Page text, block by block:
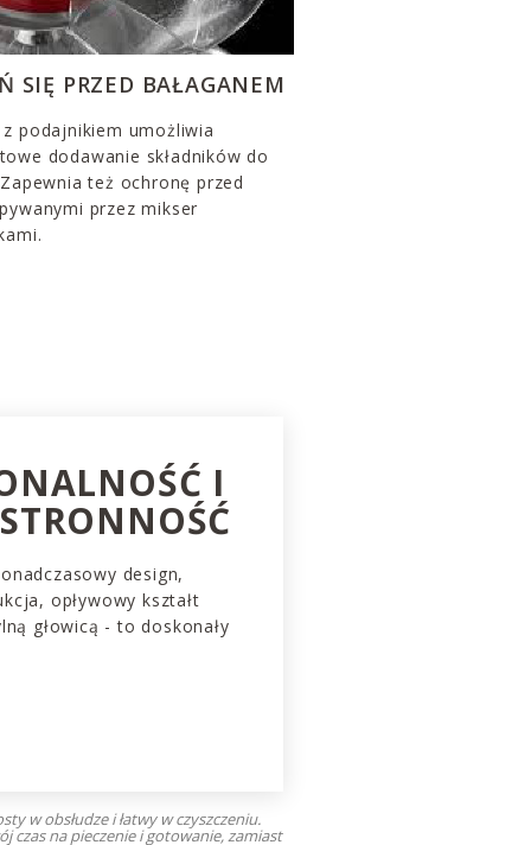
SIĘ PRZED BAŁAGANEM
z podajnikiem umożliwia
dodawanie składników do
też ochronę przed
przez mikser
I
design,
opływowy kształt
głowicą - to doskonały
w obsłudze i łatwy w czyszczeniu.
czas na pieczenie i gotowanie, zamiast